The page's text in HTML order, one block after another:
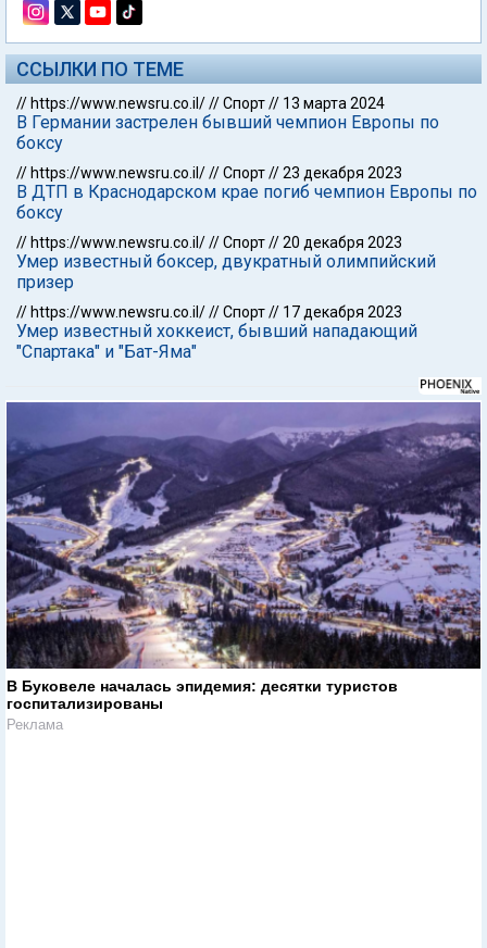
ССЫЛКИ ПО ТЕМЕ
// https://www.newsru.co.il///Спорт// 13 марта 2024
В Германии застрелен бывший чемпион Европы по
боксу
// https://www.newsru.co.il///Спорт//23 декабря 2023
В ДТП в Краснодарском крае погиб чемпион Европы по
боксу
// https://www.newsru.co.il///Спорт//20 декабря 2023
Умер известный боксер, двукратный олимпийский
призер
// https://www.newsru.co.il///Спорт// 17 декабря 2023
Умер известный хоккеист, бывший нападающий
"Спартака" и "Бат-Яма"
В Буковеле началась эпидемия: десятки туристов
госпитализированы
Реклама